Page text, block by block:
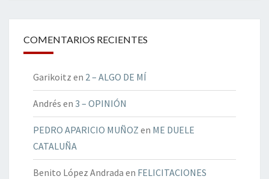
COMENTARIOS RECIENTES
Garikoitz en 2 – ALGO DE MÍ
Andrés en 3 – OPINIÓN
PEDRO APARICIO MUÑOZ en ME DUELE
CATALUÑA
Benito López Andrada en FELICITACIONES